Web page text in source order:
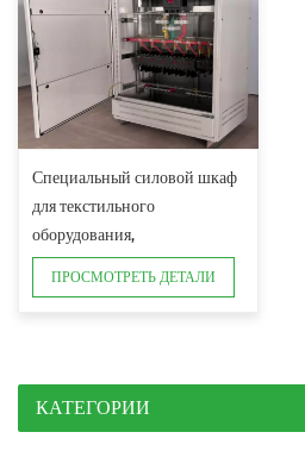
Специальный силовой шкаф
для текстильного
оборудования,
вспомогательная машина для
ПРОСМОТРЕТЬ ДЕТАЛИ
КАТЕГОРИИ